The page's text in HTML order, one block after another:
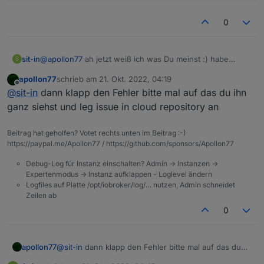
0
S sit-in@apollon77 ah jetzt weiß ich was Du meinst :) habe
finden (F12 bei Firefox)
Gerade nachdem ich ein Script gespeichert habe wieder
die Fehlermeldung bzw. der Neustartversuch...
Offline
apollon77schrieb am 21. Okt. 2022, 04:19
zuletzt editiert von
@sit-in dann klapp den Fehler bitte mal auf das du ihn
ganz siehst und leg issue in cloud repository an
Beitrag hat geholfen? Votet rechts unten im Beitrag :-)
https://paypal.me/Apollon77 / https://github.com/sponsors/Apollon77
Debug-Log für Instanz einschalten? Admin -> Instanzen ->
Expertenmodus -> Instanz aufklappen - Loglevel ändern
Logfiles auf Platte /opt/iobroker/log/… nutzen, Admin schneidet
Zeilen ab
0
apollon77@sit-in dann klapp den Fehler bitte mal auf das du